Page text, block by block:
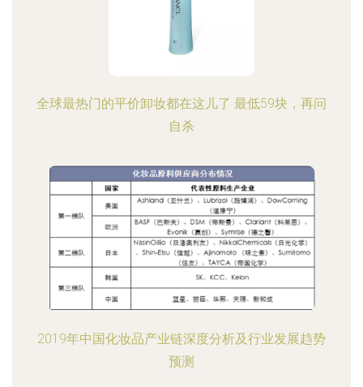
全球最热门的平价卸妆都在这儿了 最低59块，再问
自杀
2019年中国化妆品产业链深度分析及行业发展趋势
预测